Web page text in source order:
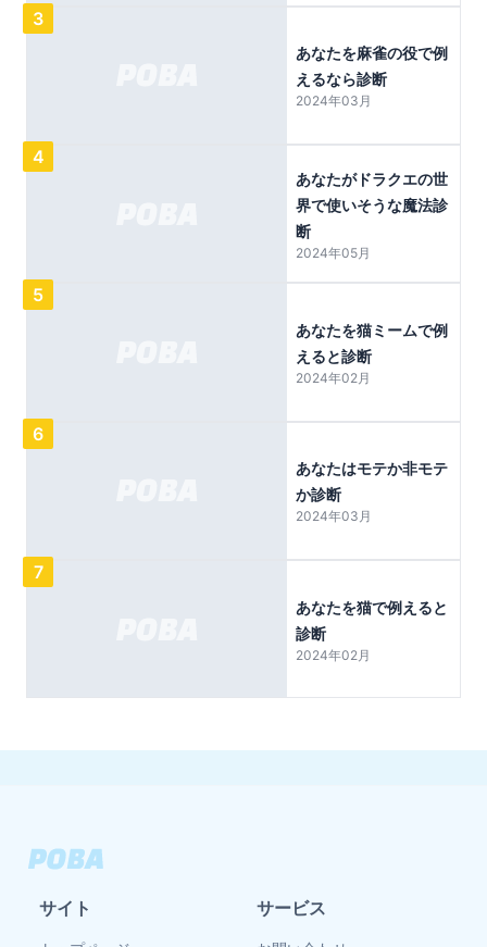
3
あなたを麻雀の役で例
えるなら診断
2024年03月
4
あなたがドラクエの世
界で使いそうな魔法診
断
2024年05月
5
あなたを猫ミームで例
えると診断
2024年02月
6
あなたはモテか非モテ
か診断
2024年03月
7
あなたを猫で例えると
診断
2024年02月
サイト サービス